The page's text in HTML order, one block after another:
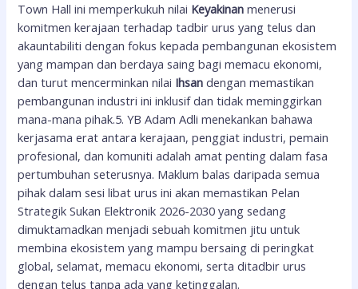
Town Hall ini memperkukuh nilai Keyakinan menerusi
komitmen kerajaan terhadap tadbir urus yang telus dan
akauntabiliti dengan fokus kepada pembangunan ekosistem
yang mampan dan berdaya saing bagi memacu ekonomi,
dan turut mencerminkan nilai Ihsan dengan memastikan
pembangunan industri ini inklusif dan tidak meminggirkan
mana-mana pihak.5. YB Adam Adli menekankan bahawa
kerjasama erat antara kerajaan, penggiat industri, pemain
profesional, dan komuniti adalah amat penting dalam fasa
pertumbuhan seterusnya. Maklum balas daripada semua
pihak dalam sesi libat urus ini akan memastikan Pelan
Strategik Sukan Elektronik 2026-2030 yang sedang
dimuktamadkan menjadi sebuah komitmen jitu untuk
membina ekosistem yang mampu bersaing di peringkat
global, selamat, memacu ekonomi, serta ditadbir urus
dengan telus tanpa ada yang ketinggalan.